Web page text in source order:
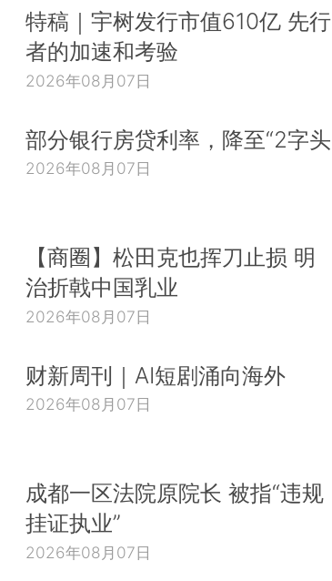
特稿｜宇树发行市值610亿 先行
者的加速和考验
2026年08月07日
部分银行房贷利率，降至“2字头
2026年08月07日
【商圈】松田克也挥刀止损 明
治折戟中国乳业
2026年08月07日
财新周刊｜AI短剧涌向海外
2026年08月07日
成都一区法院原院长 被指“违规
挂证执业”
2026年08月07日